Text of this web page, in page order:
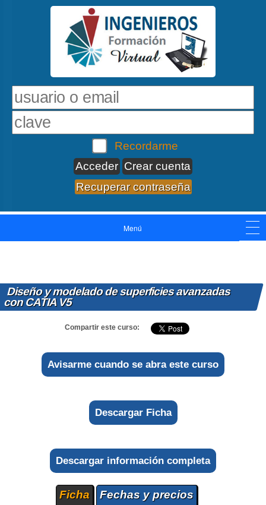
Recordarme
Crear cuenta
Recuperar contraseña
Menú
Diseño y modelado de superficies avanzadas
con CATIA V5
Compartir este curso:
Avisarme cuando se abra este curso
Descargar Ficha
Descargar información completa
Ficha
Fechas y precios